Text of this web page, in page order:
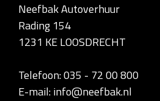
Neefbak Autoverhuur
Rading 154
1231 KE LOOSDRECHT
Telefoon: 035 - 72 00 800
E-mail: info@neefbak.nl